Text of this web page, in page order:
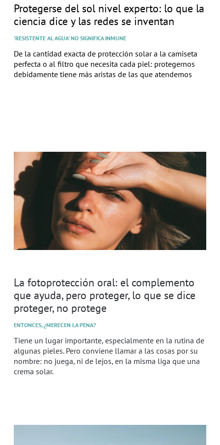
Protegerse del sol nivel experto: lo que la
ciencia dice y las redes se inventan
'RESISTENTE AL AGUA' NO SIGNIFICA INMUNE
De la cantidad exacta de protección solar a la camiseta
perfecta o al filtro que necesita cada piel: protegernos
debidamente tiene más aristas de las que atendemos
La fotoprotección oral: el complemento
que ayuda, pero proteger, lo que se dice
proteger, no protege
ENTONCES, ¿MERECEN LA PENA?
Tiene un lugar importante, especialmente en la rutina de
algunas pieles. Pero conviene llamar a las cosas por su
nombre: no juega, ni de lejos, en la misma liga que una
crema solar.